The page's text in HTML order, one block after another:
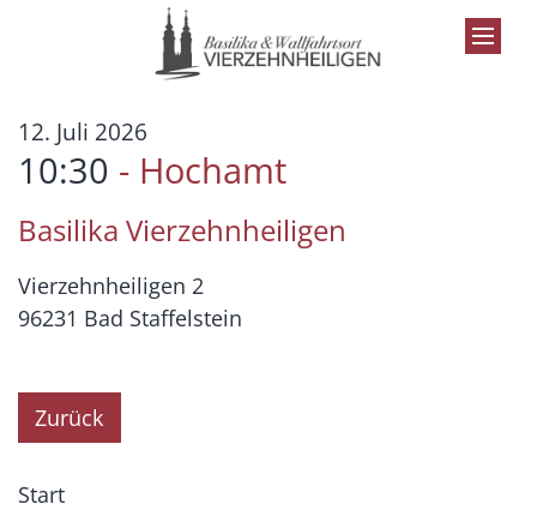
Zum Inhalt springen
12. Juli 2026
10:30 Hochamt
Basilika Vierzehnheiligen
Vierzehnheiligen 2
96231 Bad Staffelstein
Zurück
Start